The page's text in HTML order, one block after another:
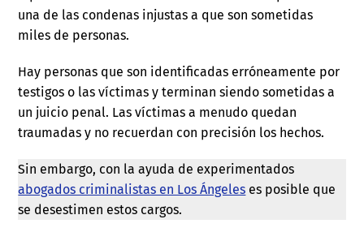
una de las condenas injustas a que son sometidas
miles de personas.
Hay personas que son identificadas erróneamente por
testigos o las víctimas y terminan siendo sometidas a
un juicio penal. Las víctimas a menudo quedan
traumadas y no recuerdan con precisión los hechos.
Sin embargo, con la ayuda de experimentados
abogados criminalistas en Los Ángeles es posible que
se desestimen estos cargos.